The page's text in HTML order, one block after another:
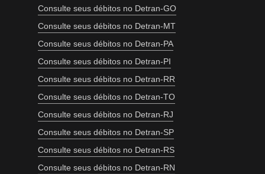
Consulte seus débitos no Detran-GO
Consulte seus débitos no Detran-MT
Consulte seus débitos no Detran-PA
Consulte seus débitos no Detran-PI
Consulte seus débitos no Detran-RR
Consulte seus débitos no Detran-TO
Consulte seus débitos no Detran-RJ
Consulte seus débitos no Detran-SP
Consulte seus débitos no Detran-RS
Consulte seus débitos no Detran-RN